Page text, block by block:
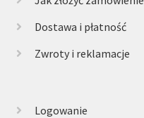
Dostawa i płatność
Zwroty i reklamacje
Logowanie